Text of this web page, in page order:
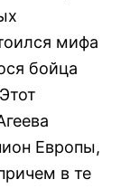
мифа
бойца
Европы,
в те